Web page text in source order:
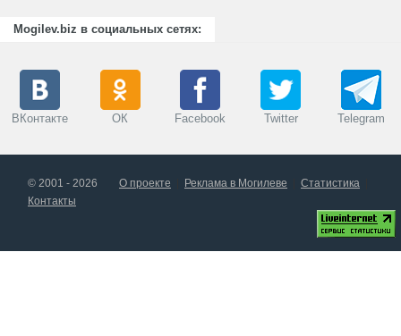
Mogilev.biz в социальных сетях:
ВКонтакте ОК Facebook Twitter Telegram
© 2001 - 2026 О проекте Реклама в Могилеве
Статистика
Контакты